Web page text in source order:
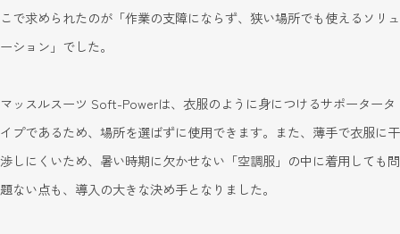
こで求められたのが「作業の支障にならず、狭い場所でも使えるソリュ
ーション」でした。
マッスルスーツ Soft-Powerは、衣服のように身につけるサポータータ
イプであるため、場所を選ばずに使用できます。また、薄手で衣服に干
渉しにくいため、暑い時期に欠かせない「空調服」の中に着用しても問
題ない点も、導入の大きな決め手となりました。